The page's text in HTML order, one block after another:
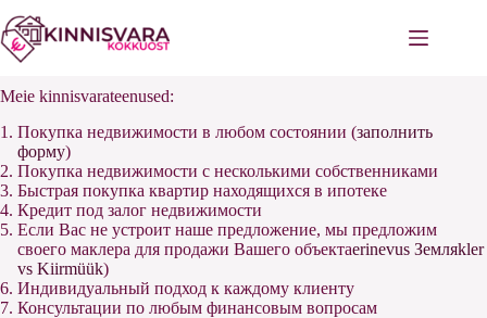
к
сути
Meie kinnisvarateenused:
Покупка недвижимости в любом состоянии (заполнить
форму)
Покупка недвижимости с несколькими собственниками
Быстрая покупка квартир находящихся в ипотеке
Кредит под залог недвижимости
Если Вас не устроит наше предложение, мы предложим
своего маклера для продажи Вашего объектаerinevus Земляkler
vs Kiirmüük)
Индивидуальный подход к каждому клиенту
Консультации по любым финансовым вопросам